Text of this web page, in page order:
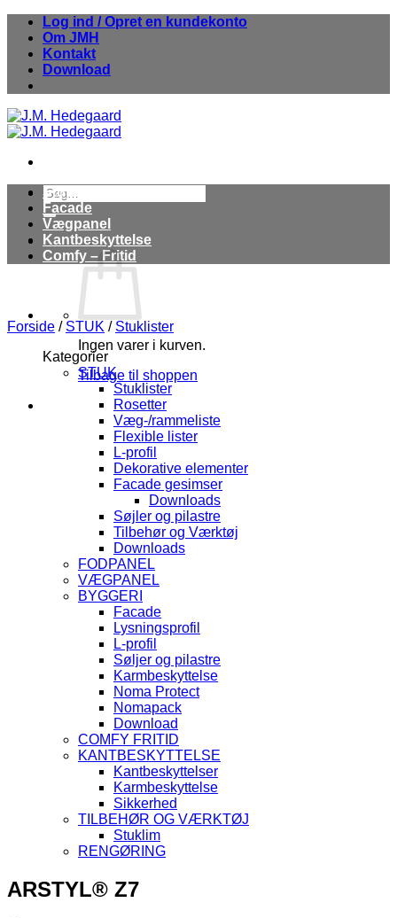
Fortsæt
indhold
Log ind / Opret en kundekonto
Om JMH
Kontakt
Download
Søg
efter:
Ingen varer i kurven.
Tilbage til shoppen
Stuk
Facade
Vægpanel
Kantbeskyttelse
Comfy – Fritid
Forside / STUK / Stuklister
Kategorier
STUK
Stuklister
Rosetter
Væg-/rammeliste
Flexible lister
L-profil
Dekorative elementer
Facade gesimser
Downloads
Søjler og pilastre
Tilbehør og Værktøj
Downloads
FODPANEL
VÆGPANEL
BYGGERI
Facade
Lysningsprofil
L-profil
Søljer og pilastre
Karmbeskyttelse
Noma Protect
Nomapack
Download
COMFY FRITID
KANTBESKYTTELSE
Kantbeskyttelser
Karmbeskyttelse
Sikkerhed
TILBEHØR OG VÆRKTØJ
Stuklim
RENGØRING
ARSTYL® Z7